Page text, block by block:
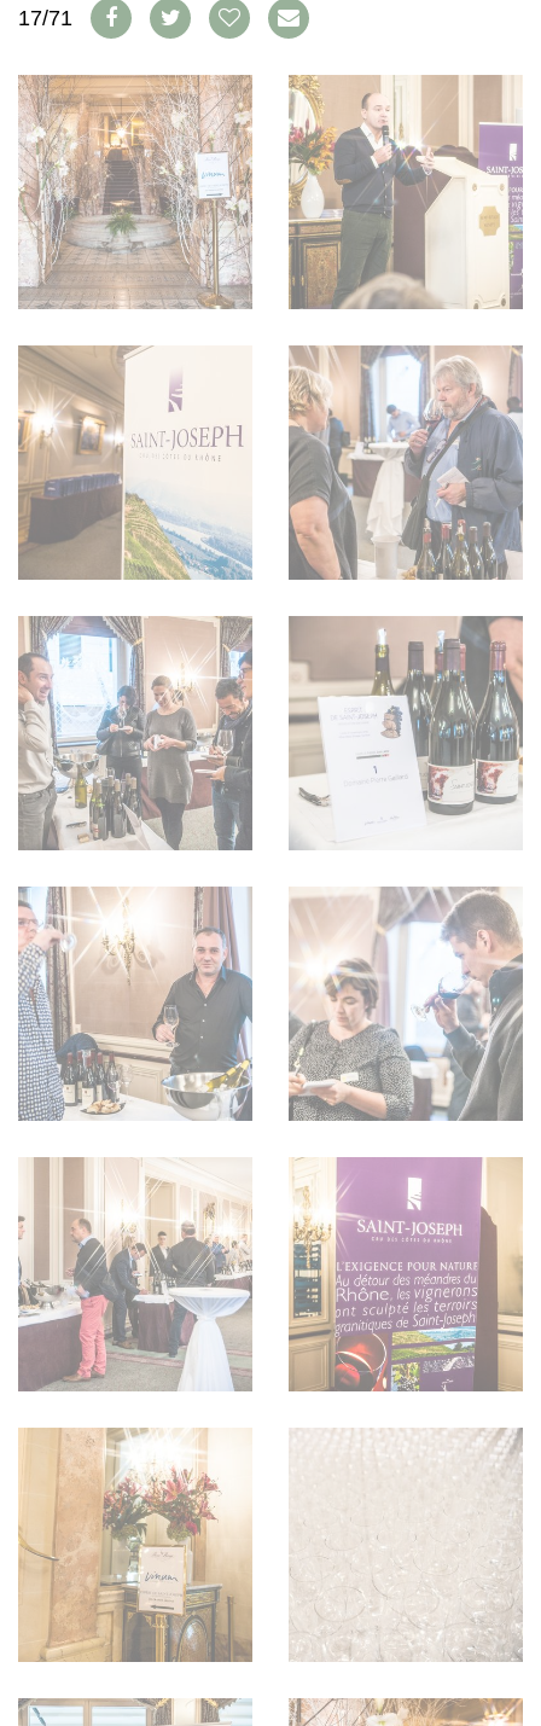
ABO
ARCHIV
VORTEILSWELT
BÜCHER
WEINSZENE
PORTRAITS
VINOPHILES
ARCHIV
ANMELDEN
AWARDS
GEWINNSPIELE
VORTEILSWELT
TRINKREIFETABELLE
ABO
WEINSUCHE
NEWSLETTER
REDAKTION
JOBS
WERBUNG
PRESSE
IMPRESSUM
AGB & DATENSCHUTZ
17/71